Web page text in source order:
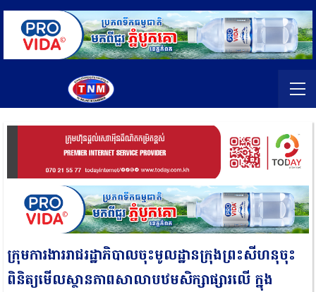
ក្រុមការងាររាជរដ្ឋាភិបាលចុះមូលដ្ឋានក្រុងព្រះសីហនុ​ចុះ
ពិនិត្យមេីលស្ថានភាពសាលាបឋមសិក្សាផ្សារលេី ក្នុង